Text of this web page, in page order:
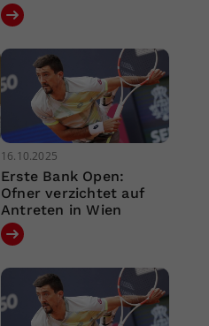
16.10.2025
Erste Bank Open:
Ofner verzichtet auf
Antreten in Wien